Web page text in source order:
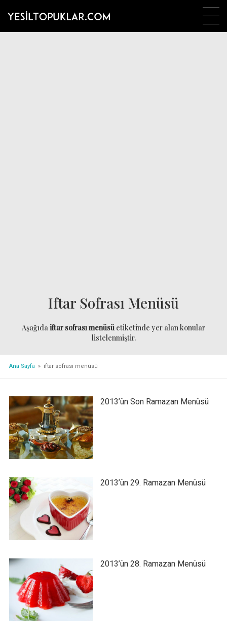
Iftar Sofrası Menüsü
Aşağıdaiftar sofrası menüsüetiketinde yer alan konular
listelenmiştir.
Ana Sayfa » iftar sofrası menüsü
2013’ün Son Ramazan Menüsü
2013’ün 29. Ramazan Menüsü
2013’ün 28. Ramazan Menüsü